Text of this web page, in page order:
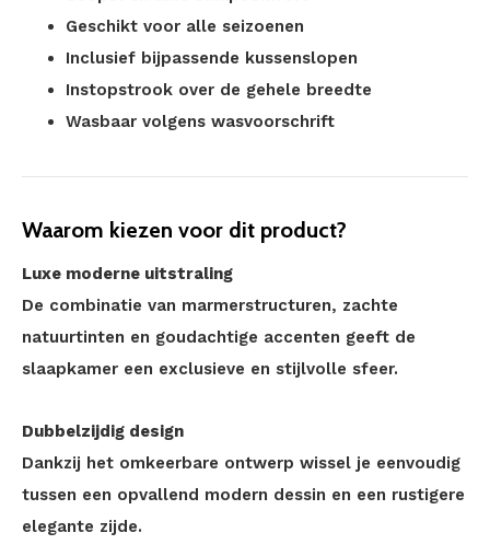
Geschikt voor alle seizoenen
Inclusief bijpassende kussenslopen
Instopstrook over de gehele breedte
Wasbaar volgens wasvoorschrift
Waarom kiezen voor dit product?
Luxe moderne uitstraling
De combinatie van marmerstructuren, zachte
natuurtinten en goudachtige accenten geeft de
slaapkamer een exclusieve en stijlvolle sfeer.
Dubbelzijdig design
Dankzij het omkeerbare ontwerp wissel je eenvoudig
tussen een opvallend modern dessin en een rustigere
elegante zijde.